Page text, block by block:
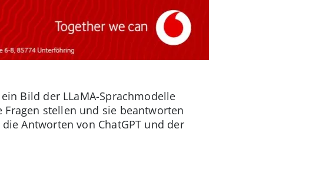
Bild der LLaMA-Sprachmodelle
stellen und sie beantworten
Antworten von ChatGPT und der